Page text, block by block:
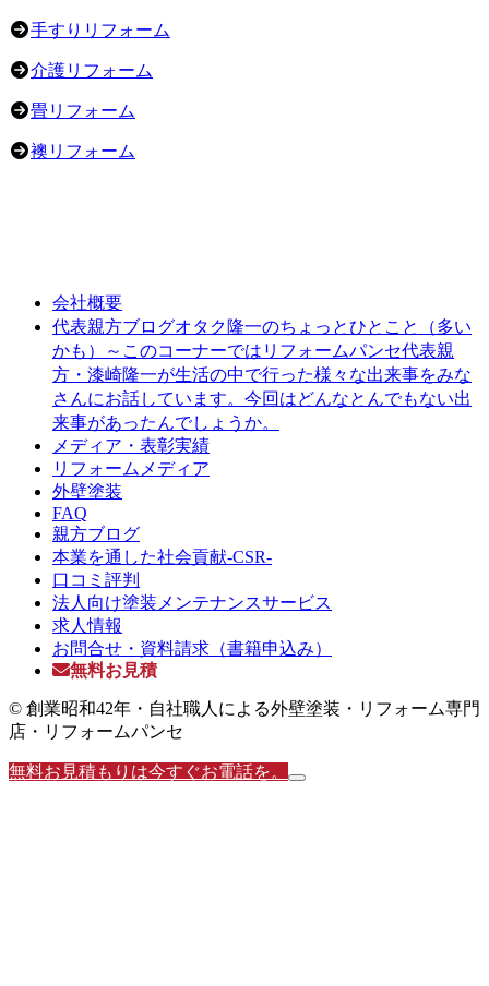
手すりリフォーム
介護リフォーム
畳リフォーム
襖リフォーム
会社概要
代表親方ブログオタク隆一のちょっとひとこと（多い
かも）～このコーナーではリフォームパンセ代表親
方・漆崎隆一が生活の中で行った様々な出来事をみな
さんにお話しています。今回はどんなとんでもない出
来事があったんでしょうか。
メディア・表彰実績
リフォームメディア
外壁塗装
FAQ
親方ブログ
本業を通した社会貢献-CSR-
口コミ評判
法人向け塗装メンテナンスサービス
求人情報
お問合せ・資料請求（書籍申込み）
無料お見積
© 創業昭和42年・自社職人による外壁塗装・リフォーム専門
店・リフォームパンセ
無料お見積もりは今すぐお電話を。